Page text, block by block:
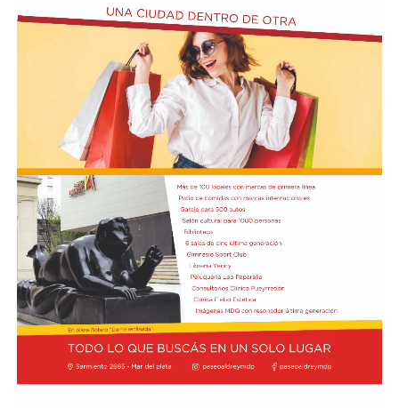
Marcelo Ponce de León logró imponerse en una final
disputada en Toay tras una carrera cargada de
incidentes y una sanción que cambió el rumbo de la
competencia.
https://twitter.com/SuperTC2000/status/
La primera parte de la carrera estuvo marcada por un
choque que involucró al piloto de Corsi Sport; aunque
pudo salir por sus propios medios, se lo vio muy dolorido
después del impacto. Tras el relanzamiento, Marcelo
Ciarrocchi se adueñó de la punta, seguido por Ponce de
León y Morillo. A quince minutos del final, Ciarrocchi
continuaba al frente, mientras Facundo Aldrighetti,
autor de la pole position, marchaba sexto y Matías Rossi
séptimo.
Poco después los comisarios deportivos abrieron una
investigación por un posible arranque en falso de